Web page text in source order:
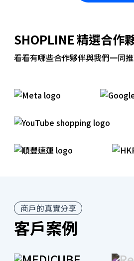
全渠道
SHOPLINE 精選合作
看看有哪些合作夥伴與我們一同
商戶的真實分享
客戶案例